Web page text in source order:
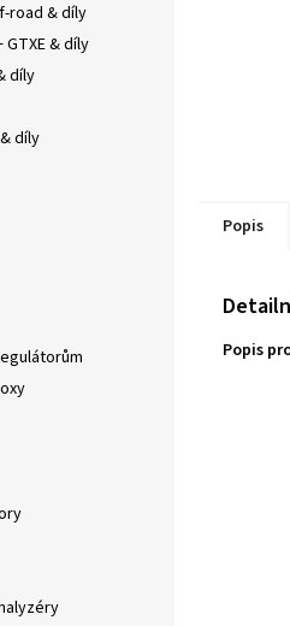
road & díly
GTXE & díly
díly
díly
Popis
Popis